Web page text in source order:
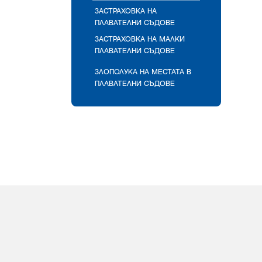
ЗАСТРАХОВКА НА
ПЛАВАТЕЛНИ СЪДОВЕ
ЗАСТРАХОВКА НА МАЛКИ
ПЛАВАТЕЛНИ СЪДОВЕ
ЗЛОПОЛУКА НА МЕСТАТА В
ПЛАВАТЕЛНИ СЪДОВЕ